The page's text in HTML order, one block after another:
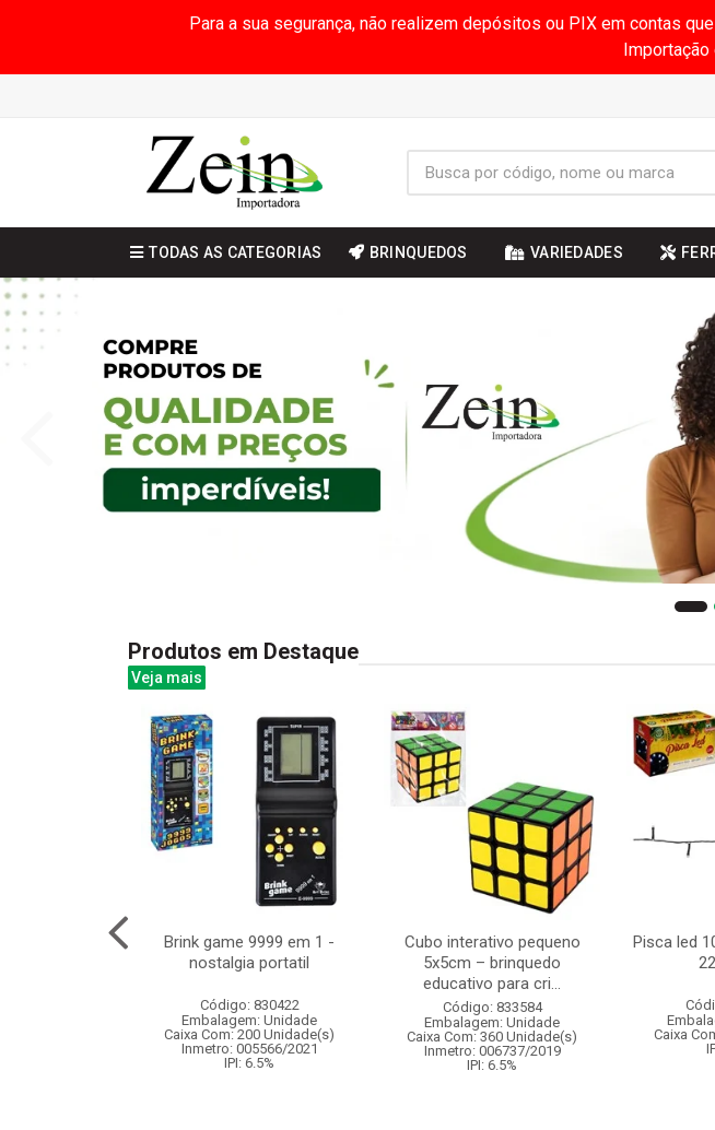
Para a sua segurança, não realizem depósitos ou PIX em contas
Importação
TODAS AS CATEGORIAS BRINQUEDOS VARIEDADES
Produtos em Destaque
Veja mais
Brink game 9999 em 1 -
nostalgia portatil
Código: 830422
Embalagem: Unidade
Caixa Com: 200 Unidade(s)
Inmetro: 005566/2021
IPI: 6.5%
Cubo interativo pequeno
5x5cm – brinquedo
educativo para cri...
Código: 833584
Embalagem: Unidade
Caixa Com: 360 Unidade(s)
Inmetro: 006737/2019
IPI: 6.5%
Pisca led
Caixa